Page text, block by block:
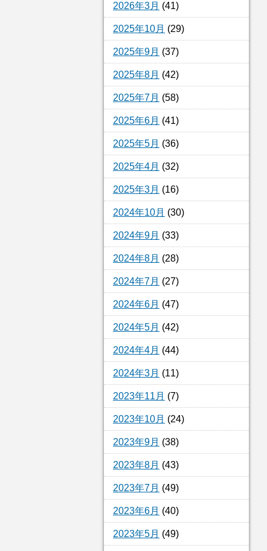
2026年3月 (41)
2025年10月 (29)
2025年9月 (37)
2025年8月 (42)
2025年7月 (58)
2025年6月 (41)
2025年5月 (36)
2025年4月 (32)
2025年3月 (16)
2024年10月 (30)
2024年9月 (33)
2024年8月 (28)
2024年7月 (27)
2024年6月 (47)
2024年5月 (42)
2024年4月 (44)
2024年3月 (11)
2023年11月 (7)
2023年10月 (24)
2023年9月 (38)
2023年8月 (43)
2023年7月 (49)
2023年6月 (40)
2023年5月 (49)